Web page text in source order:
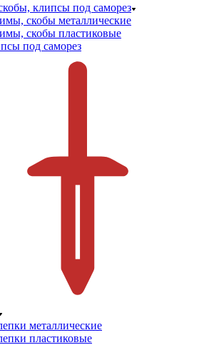
клипсы под саморез
скобы металлические
скобы пластиковые
под саморез
металлические
пластиковые